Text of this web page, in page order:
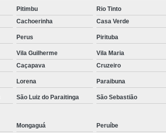
Pitimbu Rio Tinto
Cachoerinha Casa Verde
Perus Pirituba
Vila Guilherme Vila Maria
Caçapava Cruzeiro
Lorena Paraibuna
São Luiz do Paraitinga São Sebastião
Mongaguá Peruíbe